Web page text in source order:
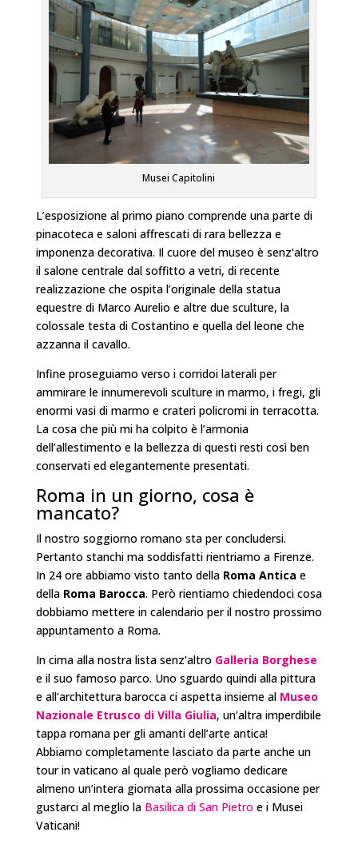
Musei Capitolini
L’esposizione al primo piano comprende una parte di
pinacoteca e saloni affrescati di rara bellezza e
imponenza decorativa. Il cuore del museo è senz’altro
il salone centrale dal soffitto a vetri, di recente
realizzazione che ospita l’originale della statua
equestre di Marco Aurelio e altre due sculture, la
colossale testa di Costantino e quella del leone che
azzanna il cavallo.
Infine proseguiamo verso i corridoi laterali per
ammirare le innumerevoli sculture in marmo, i fregi, gli
enormi vasi di marmo e crateri policromi in terracotta.
La cosa che più mi ha colpito è l’armonia
dell’allestimento e la bellezza di questi resti così ben
conservati ed elegantemente presentati.
Roma in un giorno, cosa è
mancato?
Il nostro soggiorno romano sta per concludersi.
Pertanto stanchi ma soddisfatti rientriamo a Firenze.
In 24 ore abbiamo visto tanto della Roma Antica e
della Roma Barocca. Però rientiamo chiedendoci cosa
dobbiamo mettere in calendario per il nostro prossimo
appuntamento a Roma.
In cima alla nostra lista senz’altro Galleria Borghese
e il suo famoso parco. Uno sguardo quindi alla pittura
e all’architettura barocca ci aspetta insieme al Museo
Nazionale Etrusco di Villa Giulia, un’altra imperdibile
tappa romana per gli amanti dell’arte antica!
Abbiamo completamente lasciato da parte anche un
tour in vaticano al quale però vogliamo dedicare
almeno un’intera giornata alla prossima occasione per
gustarci al meglio la Basilica di San Pietro e i Musei
Vaticani!